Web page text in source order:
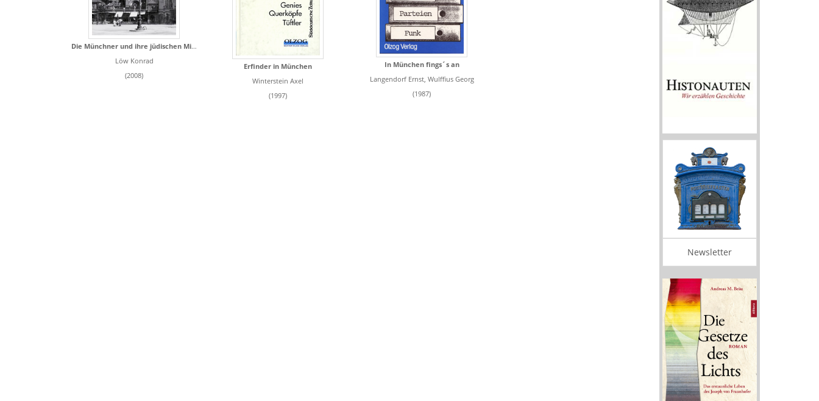
Die Münchner und ihre jüdischen Mitbürger 1900 - 1950:
Löw Konrad
(2008)
Erfinder in München
Winterstein Axel
(1997)
In München fings´s an
Langendorf Ernst, Wulffius Georg
(1987)
Newsletter